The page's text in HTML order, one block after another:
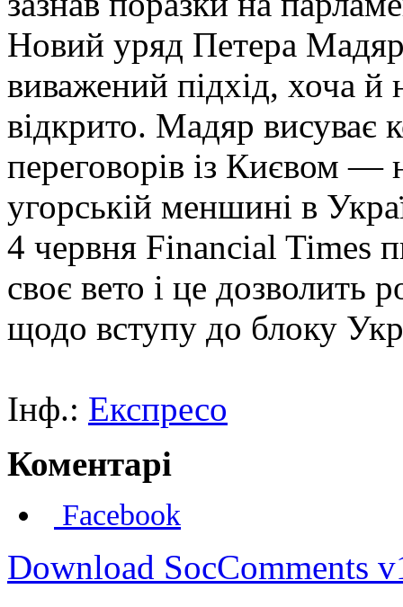
Новий уряд Петера
виважений підхід, хоча й
відкрито. Мадяр висуває
переговорів із Києвом —
угорській меншині в
4 червня Financial Times
своє вето і це дозволить
щодо вступу до блоку
Інф.: Експресо
Коментарі
Facebook
Download SocComments